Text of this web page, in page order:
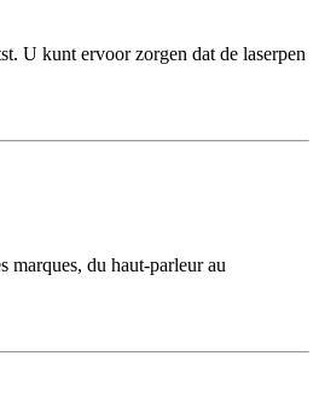
U kunt ervoor zorgen dat de laserpen
marques, du haut-parleur au